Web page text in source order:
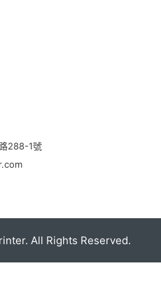
288-1號
All Rights Reserved.